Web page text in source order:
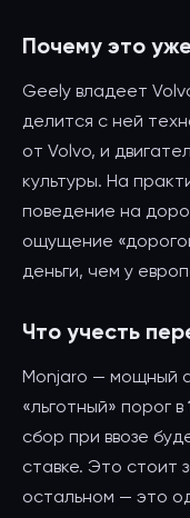
Почему это
Geely владеет
делится с ней
от Volvo, и
культуры. На
поведение на
ощущение
деньги, чем у
Что учесть
Monjaro — мощный
«льготный» порог
сбор при ввозе
ставке. Это стоит
остальном — это